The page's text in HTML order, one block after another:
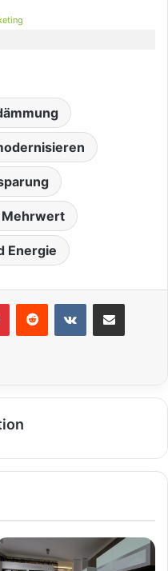
Energie